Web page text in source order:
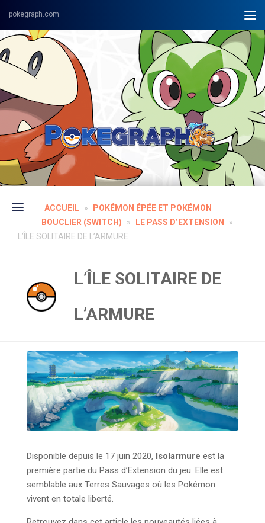
Skip to content
ACCUEIL »
POKÉMON ÉPÉE ET POKÉMON
BOUCLIER (SWITCH)
» LE PASS D’EXTENSION
»
L’ÎLE SOLITAIRE DE L’ARMURE
L’ÎLE SOLITAIRE DE
L’ARMURE
Disponible depuis le 17 juin 2020, Isolarmure est la
première partie du Pass d’Extension du jeu. Elle est
semblable aux Terres Sauvages où les Pokémon
vivent en totale liberté.